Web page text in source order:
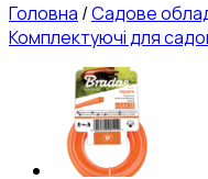
Головна /Садове
Комплектуючі для